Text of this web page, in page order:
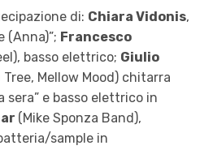
di: Chiara Vidonis,
(Anna)”; Francesco
basso elettrico; Giulio
Mellow Mood) chitarra
sera” e basso elettrico in
(Mike Sponza Band),
sample in